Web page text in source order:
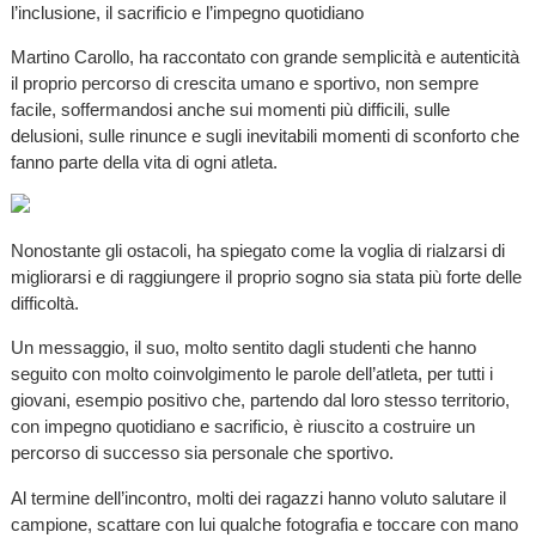
l’inclusione, il sacrificio e l’impegno quotidiano
Martino Carollo, ha raccontato con grande semplicità e autenticità
il proprio percorso di crescita umano e sportivo, non sempre
facile, soffermandosi anche sui momenti più difficili, sulle
delusioni, sulle rinunce e sugli inevitabili momenti di sconforto che
fanno parte della vita di ogni atleta.
Nonostante gli ostacoli, ha spiegato come la voglia di rialzarsi di
migliorarsi e di raggiungere il proprio sogno sia stata più forte delle
difficoltà.
Un messaggio, il suo, molto sentito dagli studenti che hanno
seguito con molto coinvolgimento le parole dell’atleta, per tutti i
giovani, esempio positivo che, partendo dal loro stesso territorio,
con impegno quotidiano e sacrificio, è riuscito a costruire un
percorso di successo sia personale che sportivo.
Al termine dell’incontro, molti dei ragazzi hanno voluto salutare il
campione, scattare con lui qualche fotografia e toccare con mano